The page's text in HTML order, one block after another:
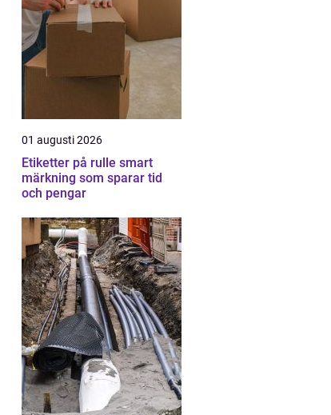
01 augusti 2026
Etiketter på rulle smart
märkning som sparar tid
och pengar